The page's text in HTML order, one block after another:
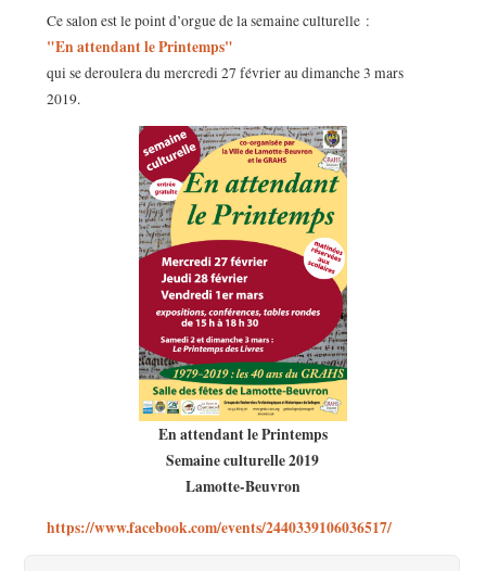
Ce salon est le point d’orgue de la semaine culturelle :
"En attendant le Printemps"
qui se deroulera du mercredi 27 février au dimanche 3 mars
2019.
En attendant le Printemps
Semaine culturelle 2019
Lamotte-Beuvron
https://www.facebook.com/events/2440339106036517/